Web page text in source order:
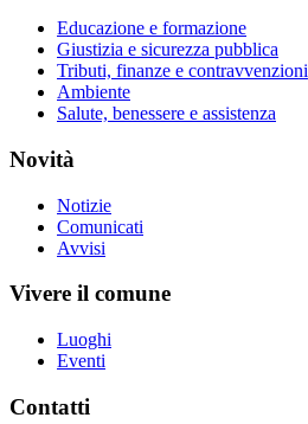
Educazione e formazione
Giustizia e sicurezza pubblica
Tributi, finanze e contravvenzioni
Ambiente
Salute, benessere e assistenza
Novità
Notizie
Comunicati
Avvisi
Vivere il comune
Luoghi
Eventi
Contatti